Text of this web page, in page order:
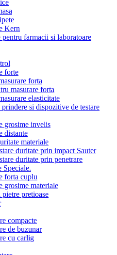
Kern
farmacii si laboratoare
forte
forta
masurare forta
elasticitate
si dispozitive de testare
grosime invelis
distante
materiale
duritate prin impact Sauter
duritate prin penetrare
Speciale.
forta cuplu
grosime materiale
pretioase
compacte
de buzunar
cu carlig